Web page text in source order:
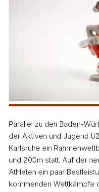
Parallel zu den Baden-
der Aktiven und Jugend
Karlsruhe ein
und 200m statt. Auf der
Athleten ein paar
kommenden Wettkämpfe